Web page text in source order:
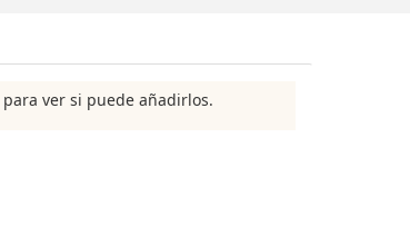
para ver si puede añadirlos.